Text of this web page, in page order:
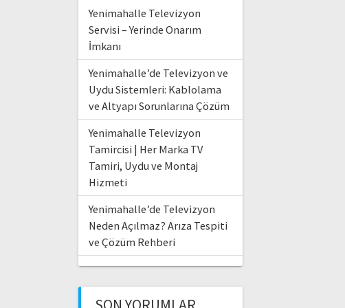
Yenimahalle Televizyon
Servisi – Yerinde Onarım
İmkanı
Yenimahalle’de Televizyon ve
Uydu Sistemleri: Kablolama
ve Altyapı Sorunlarına Çözüm
Yenimahalle Televizyon
Tamircisi | Her Marka TV
Tamiri, Uydu ve Montaj
Hizmeti
Yenimahalle’de Televizyon
Neden Açılmaz? Arıza Tespiti
ve Çözüm Rehberi